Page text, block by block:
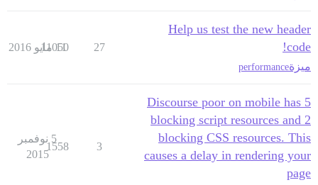
Help us test the new header
code!
ميزةperformance
27
11050
11 مايو 2016
Discourse poor on mobile has 5
blocking script resources and 2
blocking CSS resources. This
causes a delay in rendering your
page
3
1558
5 نوفمبر
2015